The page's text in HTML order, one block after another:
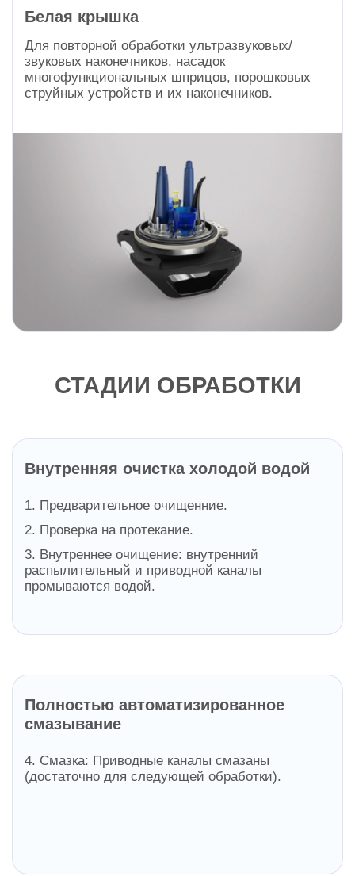
Белая крышка
Для повторной обработки ультразвуковых/
звуковых наконечников, насадок
многофункциональных шприцов, порошковых
струйных устройств и их наконечников.
СТАДИИ ОБРАБОТКИ
Внутренняя очистка холодой водой
1. Предварительное очищенние.
2. Проверка на протекание.
3. Внутреннее очищение: внутренний
распылительный и приводной каналы
промываются водой.
Полностью автоматизированное
смазывание
4. Смазка: Приводные каналы смазаны
(достаточно для следующей обработки).